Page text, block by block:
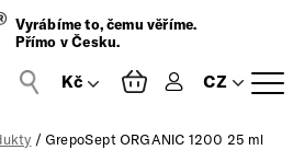
Vyrábíme to, čemu věříme.
Přímo v Česku.
CZ
/ GrepoSept ORGANIC 1200 25 ml